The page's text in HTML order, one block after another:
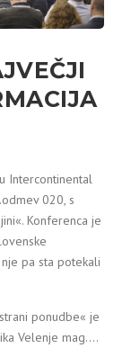
Intercontinental
020, s
Konferenca je
pa sta potekali
ponudbe« je
Velenje mag.…